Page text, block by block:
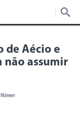
de Aécio e
não assumir
Nimer